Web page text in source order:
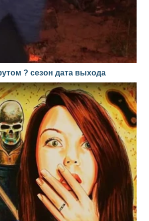
? сезон дата выхода